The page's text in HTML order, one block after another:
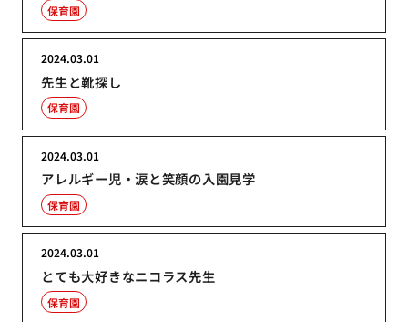
保育園
先生と靴探し
2024.03.01
保育園
アレルギー児・涙と笑顔の入園見学
2024.03.01
保育園
とても大好きなニコラス先生
2024.03.01
保育園